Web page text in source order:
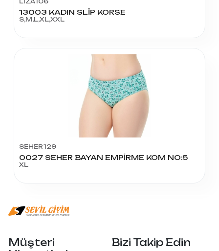
13003 KADIN SLİP KORSE
S,M,L,XL,XXL
SEHER129
0027 SEHER BAYAN EMPİRME KOM NO:5
XL
Müşteri
Bizi Takip Edin